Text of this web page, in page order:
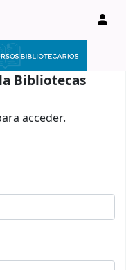
Bibliotecas
acceder.